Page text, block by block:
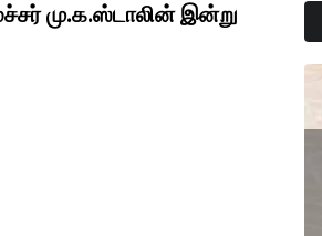
மு.க.ஸ்டாலின் இன்று